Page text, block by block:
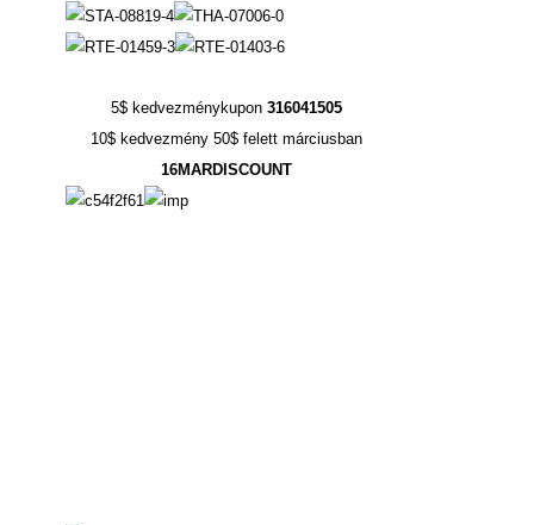
5$ kedvezménykupon 316041505
10$ kedvezmény 50$ felett márciusban
16MARDISCOUNT